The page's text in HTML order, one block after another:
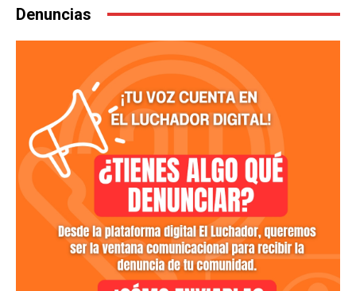
Denuncias